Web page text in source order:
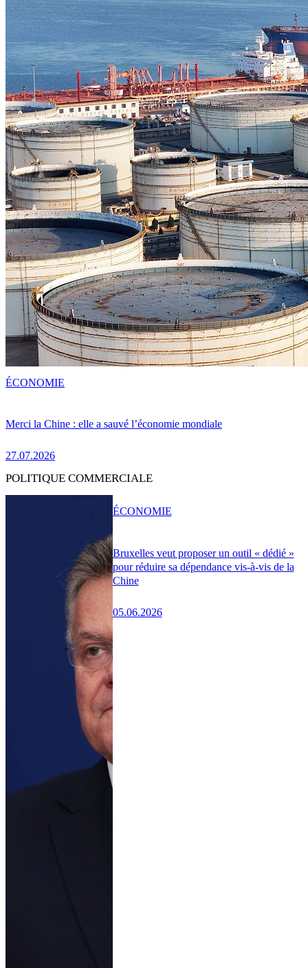
Merci la Chine : elle a sauvé l’économie mondiale
27.07.2026
ÉCONOMIE
POLITIQUE COMMERCIALE
Bruxelles veut proposer un outil « dédié »
pour réduire sa dépendance vis-à-vis de la
Chine
05.06.2026
ÉCONOMIE